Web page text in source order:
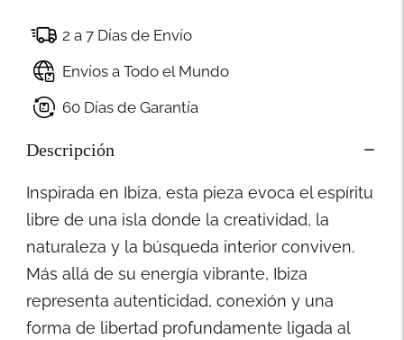
2 a 7 Días de Envío
Envíos a Todo el Mundo
60 Días de Garantía
Descripción
Inspirada en Ibiza, esta pieza evoca el espíritu
libre de una isla donde la creatividad, la
naturaleza y la búsqueda interior conviven.
Más allá de su energía vibrante, Ibiza
representa autenticidad, conexión y una
forma de libertad profundamente ligada al